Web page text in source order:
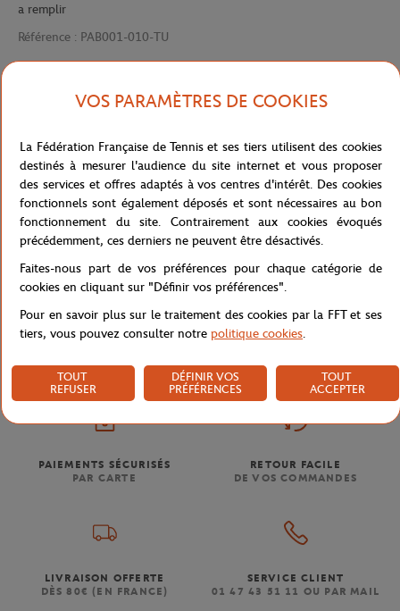
a remplir
Référence : PAB001-010-TU
Caractéristiques
Livraison et retours
Accueil Boutique Concession SAC PADEL CLASSIC-010
PAIEMENTS SÉCURISÉS
PAR CARTE
RETOUR FACILE
DE VOS COMMANDES
LIVRAISON OFFERTE
DÈS 80€ (EN FRANCE)
SERVICE CLIENT
01 47 43 51 11 OU PAR MAIL
VOS PARAMÈTRES DE COOKIES
La Fédération Française de Tennis et ses tiers utilisent des cookies
destinés à mesurer l'audience du site internet et vous proposer
des services et offres adaptés à vos centres d'intérêt. Des cookies
fonctionnels sont également déposés et sont nécessaires au bon
fonctionnement du site. Contrairement aux cookies évoqués
précédemment, ces derniers ne peuvent être désactivés.
Faites-nous part de vos préférences pour chaque catégorie de
cookies en cliquant sur "Définir vos préférences".
Pour en savoir plus sur le traitement des cookies par la FFT et ses
tiers, vous pouvez consulter notre politique cookies.
TOUT
REFUSER
DÉFINIR VOS
PRÉFÉRENCES
TOUT
ACCEPTER